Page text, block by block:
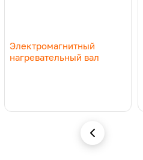
Электромагнитный
нагревательный вал